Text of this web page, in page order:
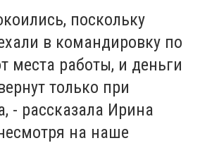
поскольку
в командировку по
места работы, и деньги
только при
- рассказала Ирина
на наше